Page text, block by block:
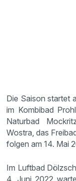
Die Saison startet
im Kombibad
Naturbad
Wostra, das
folgen am 14. Mai
Im Luftbad
4. Juni 2022